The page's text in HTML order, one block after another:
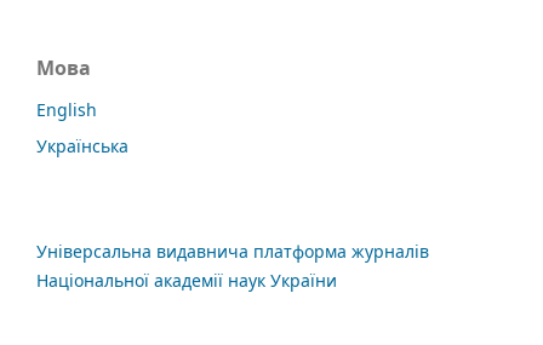
Мова
English
Українська
Універсальна видавнича платформа журналів
Національної академії наук України